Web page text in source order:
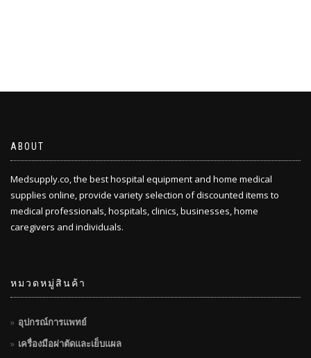
ABOUT
Medsupply.co, the best hospital equipment and home medical
supplies online, provide variety selection of discounted items to
medical professionals, hospitals, clinics, businesses, home
caregivers and individuals.
หมวดหมู่สินค้า
อุปกรณ์การแพทย์
เครื่องมือผ่าตัดและเย็บแผล